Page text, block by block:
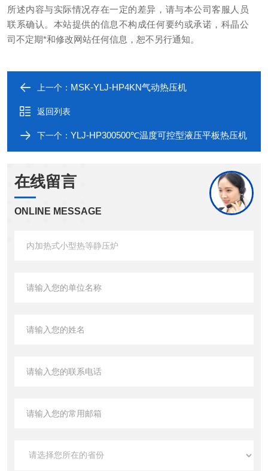
所述内容与实际情况存在一定的差异，请与本公司客服人员
联系确认。本站提供的信息不构成任何要约或承诺，科晶公
司不定期*和修改网站任何信息，恕不另行通知。
上一个： MSK-YLJ-HP4KN气动热压机
返回列表
下一个： YLJ-HP300500℃温度可控型液压平板热压机
在线留言
ONLINE MESSAGE